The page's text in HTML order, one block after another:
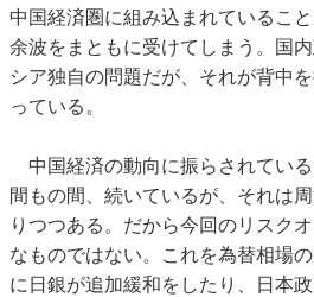
中国経済圏に組み込まれているこ
余波をまともに受けてしまう。国
シア独自の問題だが、それが背中
っている。
中国経済の動向に振らされている
間もの間、続いているが、それは
りつつある。だから今回のリスク
なものではない。これを為替相場
に日銀が追加緩和をしたり、日本